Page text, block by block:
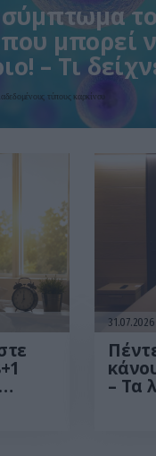
σύμπτωμα
μπορεί
– Τι
τύπους καρκίνου
31.07.2026
– Τα